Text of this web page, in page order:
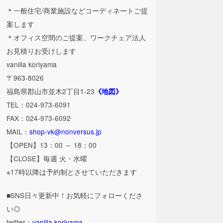
＊一般住宅/商業施設などコーディネートご提
案します
＊オフィス空間のご提案、ワークチェア法人
お見積りお受けします
vanilla koriyama
〒963-8026
福島県郡山市並木2丁目1-23 《地図》
TEL：024-973-6091
FAX：024-973-6092
MAIL：shop-vk@nonversus.jp
【OPEN】13：00 ～ 18：00
【CLOSE】毎週 火・水曜
※17時以降は予約制とさせていただきます
■SNS日々更新中！お気軽にフォローくださ
い◎